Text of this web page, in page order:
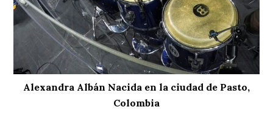
Alexandra Albán Nacida en la ciudad de Pasto,
Colombia